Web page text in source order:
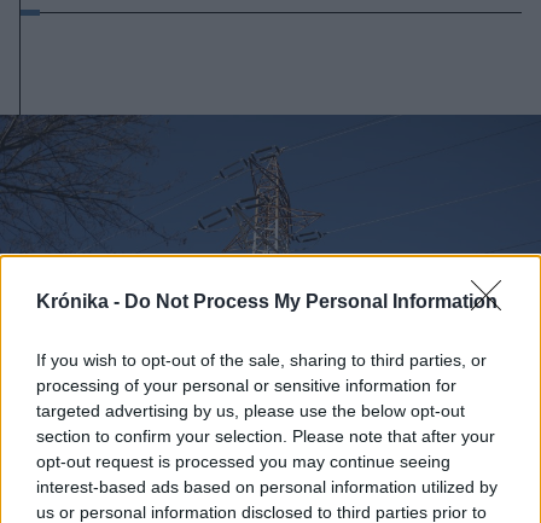
Krónika - Do Not Process My Personal Information
If you wish to opt-out of the sale, sharing to third parties, or
processing of your personal or sensitive information for
targeted advertising by us, please use the below opt-out
section to confirm your selection. Please note that after your
opt-out request is processed you may continue seeing
interest-based ads based on personal information utilized by
us or personal information disclosed to third parties prior to
2026. augusztus 06., csütörtök